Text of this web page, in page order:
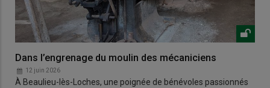
Dans l’engrenage du moulin des mécaniciens
12 juin 2026
À Beaulieu-lès-Loches, une poignée de bénévoles passionnés